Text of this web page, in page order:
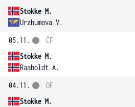
Stokke M.
Urzhumova V.
05.11.
Stokke M.
Raaholdt A.
ČF
04.11.
Stokke M.
OF